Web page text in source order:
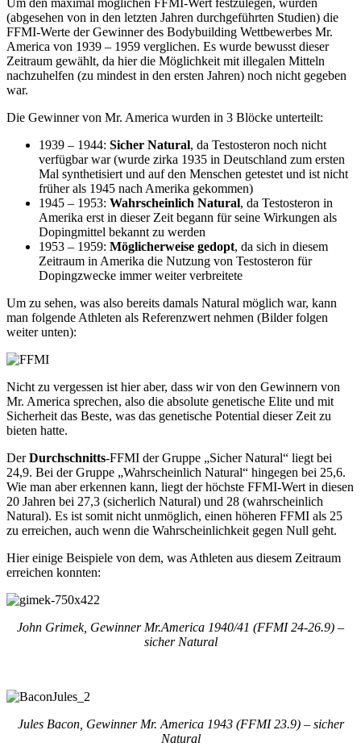
Um den maximal möglichen FFMI-Wert festzulegen, wurden
(abgesehen von in den letzten Jahren durchgeführten Studien) die
FFMI-Werte der Gewinner des Bodybuilding Wettbewerbes Mr.
America von 1939 – 1959 verglichen. Es wurde bewusst dieser
Zeitraum gewählt, da hier die Möglichkeit mit illegalen Mitteln
nachzuhelfen (zu mindest in den ersten Jahren) noch nicht gegeben
war.
Die Gewinner von Mr. America wurden in 3 Blöcke unterteilt:
1939 – 1944: Sicher Natural, da Testosteron noch nicht
verfügbar war (wurde zirka 1935 in Deutschland zum ersten
Mal synthetisiert und auf den Menschen getestet und ist nicht
früher als 1945 nach Amerika gekommen)
1945 – 1953: Wahrscheinlich Natural, da Testosteron in
Amerika erst in dieser Zeit begann für seine Wirkungen als
Dopingmittel bekannt zu werden
1953 – 1959: Möglicherweise gedopt, da sich in diesem
Zeitraum in Amerika die Nutzung von Testosteron für
Dopingzwecke immer weiter verbreitete
Um zu sehen, was also bereits damals Natural möglich war, kann
man folgende Athleten als Referenzwert nehmen (Bilder folgen
weiter unten):
Nicht zu vergessen ist hier aber, dass wir von den Gewinnern von
Mr. America sprechen, also die absolute genetische Elite und mit
Sicherheit das Beste, was das genetische Potential dieser Zeit zu
bieten hatte.
DerDurchschnitts-FFMI der Gruppe „Sicher Natural“ liegt bei
24,9. Bei der Gruppe „Wahrscheinlich Natural“ hingegen bei 25,6.
Wie man aber erkennen kann, liegt der höchste FFMI-Wert in diesen
20 Jahren bei 27,3 (sicherlich Natural) und 28 (wahrscheinlich
Natural). Es ist somit nicht unmöglich, einen höheren FFMI als 25
zu erreichen, auch wenn die Wahrscheinlichkeit gegen Null geht.
Hier einige Beispiele von dem, was Athleten aus diesem Zeitraum
erreichen konnten:
John Grimek, Gewinner Mr.America 1940/41 (FFMI 24-26.9) –
sicher Natural
Jules Bacon, Gewinner Mr. America 1943 (FFMI 23.9) – sicher
Natural